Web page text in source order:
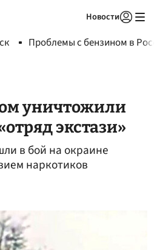
Новости
Проблемы с бензином в
уничтожили
экстази»
в бой на окраине
наркотиков